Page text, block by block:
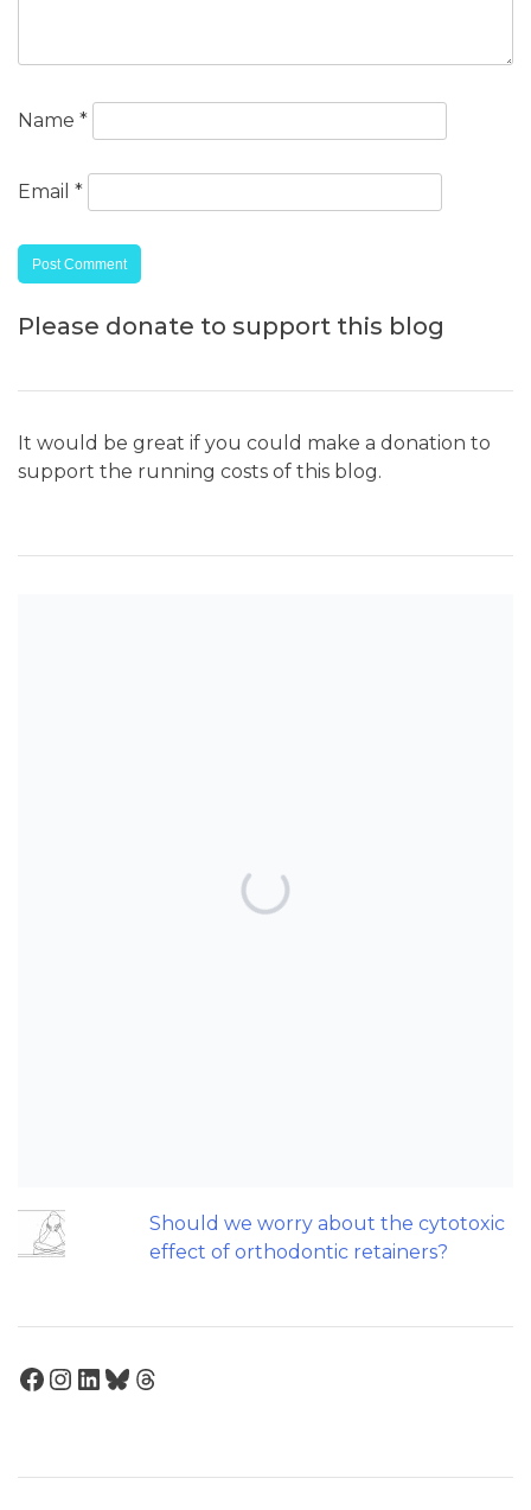
Name *
Email *
Please donate to support this blog
It would be great if you could make a donation to
support the running costs of this blog.
TOP POSTS & PAGES
Can AI really be used for orthodontic
Should we worry about the cytotoxic
effect of orthodontic retainers?
Facebook
Instagram
LinkedIn
Bluesky
Threads